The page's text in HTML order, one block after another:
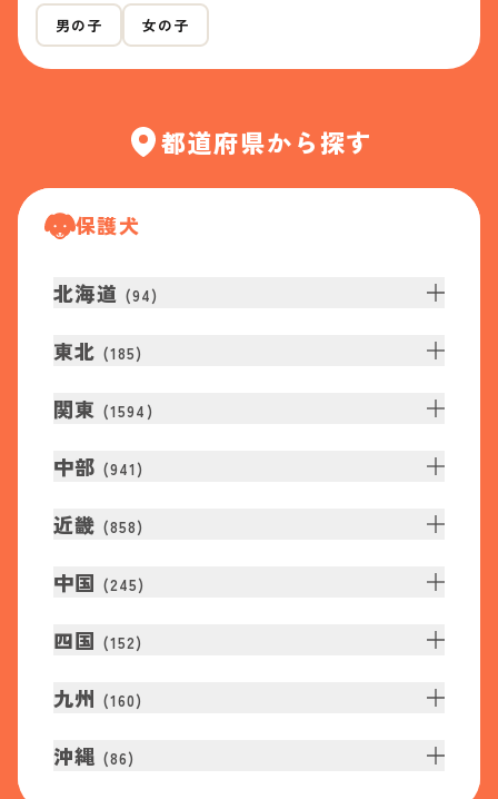
男の子 女の子
都道府県から探す
保護犬
北海道 (94)
東北 (185)
関東 (1594 )
中部 (941 )
近畿 (858)
中国 (245)
四国 (152)
九州 (160)
沖縄 (86)